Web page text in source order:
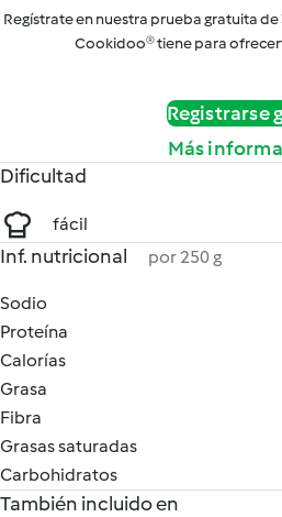
Regístrate en nuestra prueba gratuita
Cookidoo® tiene para
Registrarse
Más
Dificultad
fácil
Inf. nutricional por 250 g
Sodio
Proteína
Calorías
Grasa
Fibra
Grasas saturadas
Carbohidratos
También incluido en